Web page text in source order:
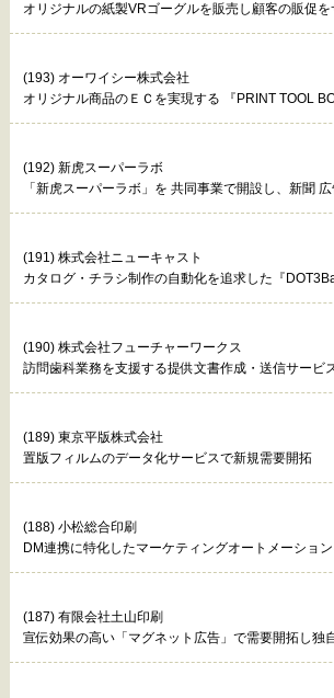
オリジナルの紙製VRゴーグルを販売し顧客の販促を
(193) オーワイシー株式会社
オリジナル商品のＥＣを実現する 『PRINT TOOL
(192) 新虎スーパーラボ
「新虎スーパーラボ」を 共同事業で開設し、新聞
(191) 株式会社ニューキャスト
カタログ・チラシ制作の自動化を追求した『
(190) 株式会社フューチャーワークス
訪問歯科業務を支援する提供文書作成・送信サービ
(189) 東京平版株式会社
置版フィルムのデータ化サービスで新規需要開拓
(188) 小松総合印刷
DM連携に特化したマーケティングオートメーショ
(187) 有限会社土山印刷
宣伝効果の高い「マグネット広告」で需要開拓し独